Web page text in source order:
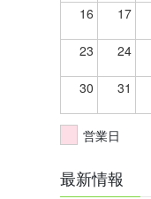
16 17
23 24
30 31
営業日
最新情報